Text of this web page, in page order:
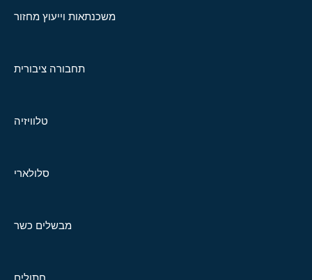
משכנתאות וייעוץ מחזור
תחבורה ציבורית
טלוויזיה
סלולארי
מבשלים כשר
חתולים